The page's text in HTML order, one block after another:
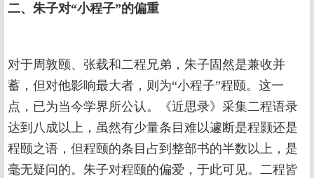
二、朱子对“小程子”的偏重
对于周敦颐、张载和二程兄弟，朱子固然是兼收并
蓄，但对他影响最大者，则为“小程子”程颐。这一
点，已为当今学界所公认。《近思录》采集二程语录
达到八成以上，虽然有少量条目难以遽断是程颢还是
程颐之语，但程颐的条目占到整部书的半数以上，是
毫无疑问的。朱子对程颐的偏爱，于此可见。二程皆